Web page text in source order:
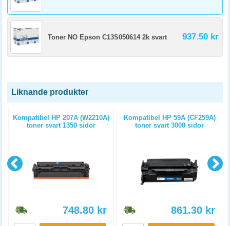
Toner NO Epson C13S050614 2k svart 937.50 kr
Liknande produkter
Kompatibel HP 207A (W2210A)
toner svart 1350 sidor
748.80 kr
Kompatibel HP 59A (CF259A)
toner svart 3000 sidor
861.30 kr